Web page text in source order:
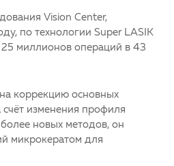
Vision Center,
по технологии Super LASIK
миллионов операций в 43
коррекцию основных
изменения профиля
новых методов, он
микрокератом для